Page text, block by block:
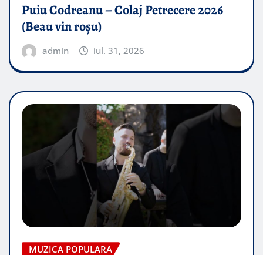
Puiu Codreanu – Colaj Petrecere 2026
(Beau vin roșu)
admin iul. 31, 2026
MUZICA POPULARA